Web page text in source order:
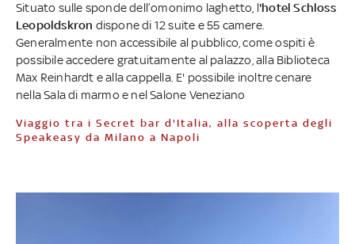
Situato sulle sponde dell’omonimo laghetto, l'hotel Schloss
Leopoldskron dispone di 12 suite e 55 camere.
Generalmente non accessibile al pubblico, come ospiti è
possibile accedere gratuitamente al palazzo, alla Biblioteca
Max Reinhardt e alla cappella. E' possibile inoltre cenare
nella Sala di marmo e nel Salone Veneziano
Viaggio tra i Secret bar d'Italia, alla scoperta degli
Speakeasy da Milano a Napoli